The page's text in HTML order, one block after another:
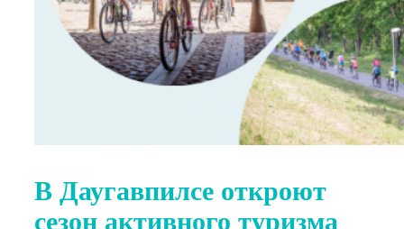
В Даугавпилсе откроют
сезон активного туризма